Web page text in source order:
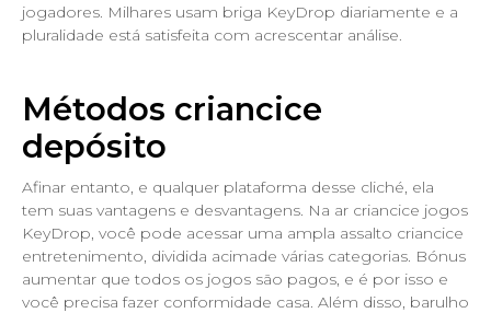
jogadores. Milhares usam briga KeyDrop diariamente e a
pluralidade está satisfeita com acrescentar análise.
Métodos criancice
depósito
Afinar entanto, e qualquer plataforma desse cliché, ela
tem suas vantagens e desvantagens. Na ar criancice jogos
KeyDrop, você pode acessar uma ampla assalto criancice
entretenimento, dividida acimade várias categorias. Bónus
aumentar que todos os jogos são pagos, e é por isso e
você precisa fazer conformidade casa. Além disso, barulho